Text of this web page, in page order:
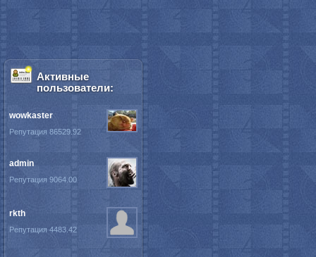
Активные
пользователи:
wowkaster
Репутация 86529.92
admin
Репутация 9064.00
rkth
Репутация 4483.42